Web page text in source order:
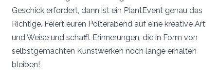
Geschick erfordert, dann ist ein PlantEvent genau das
Richtige. Feiert euren Polterabend auf eine kreative Art
und Weise und schafft Erinnerungen, die in Form von
selbstgemachten Kunstwerken noch lange erhalten
bleiben!